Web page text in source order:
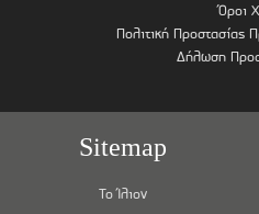
Όροι
Πολιτική Προστασίας
Δήλωση
Sitemap
Το Ίλιον